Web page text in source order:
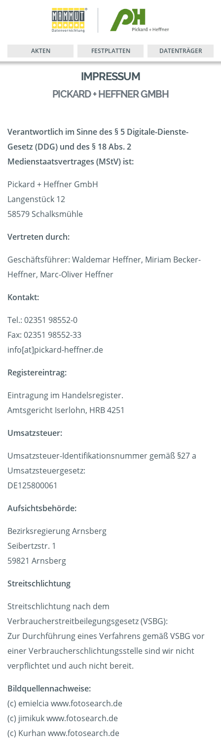
AKTEN FESTPLATTEN DATENTRÄGER
IMPRESSUM
PICKARD + HEFFNER GMBH
Verantwortlich im Sinne des § 5 Digitale-Dienste-
Gesetz (DDG) und des § 18 Abs. 2
Medienstaatsvertrages (MStV) ist:
Pickard + Heffner GmbH
Langenstück 12
58579 Schalksmühle
Vertreten durch:
Geschäftsführer: Waldemar Heffner, Miriam Becker-
Heffner, Marc-Oliver Heffner
Kontakt:
Tel.: 02351 98552-0
Fax: 02351 98552-33
info[at]pickard-heffner.de
Registereintrag:
Eintragung im Handelsregister.
Amtsgericht Iserlohn, HRB 4251
Umsatzsteuer:
Umsatzsteuer-Identifikationsnummer gemäß §27 a
Umsatzsteuergesetz:
DE125800061
Aufsichtsbehörde:
Bezirksregierung Arnsberg
Seibertzstr. 1
59821 Arnsberg
Streitschlichtung
Streitschlichtung nach dem
Verbraucherstreitbeilegungsgesetz (VSBG):
Zur Durchführung eines Verfahrens gemäß VSBG vor
einer Verbraucherschlichtungsstelle sind wir nicht
verpflichtet und auch nicht bereit.
Bildquellennachweise:
(c) emielcia www.fotosearch.de
(c) jimikuk www.fotosearch.de
(c) Kurhan www.fotosearch.de